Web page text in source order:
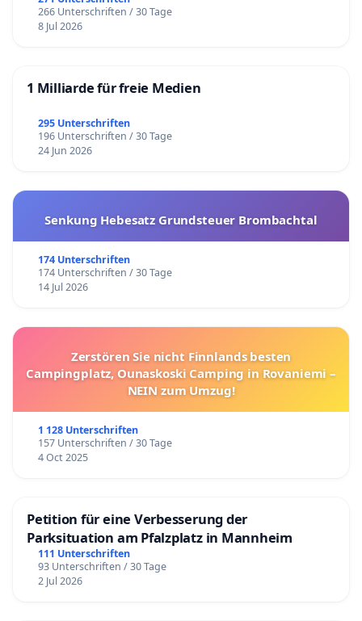
266 Unterschriften / 30 Tage
8 Jul 2026
1 Milliarde für freie Medien
295 Unterschriften
196 Unterschriften / 30 Tage
24 Jun 2026
Senkung Hebesatz Grundsteuer Brombachtal
174 Unterschriften
174 Unterschriften / 30 Tage
14 Jul 2026
Zerstören Sie nicht Finnlands besten
Campingplatz, Ounaskoski Camping in Rovaniemi –
NEIN zum Umzug!
1 128 Unterschriften
157 Unterschriften / 30 Tage
4 Oct 2025
Petition für eine Verbesserung der
Parksituation am Pfalzplatz in Mannheim
111 Unterschriften
93 Unterschriften / 30 Tage
2 Jul 2026